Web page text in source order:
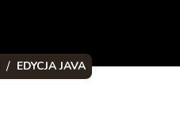
/ EDYCJA JAVA